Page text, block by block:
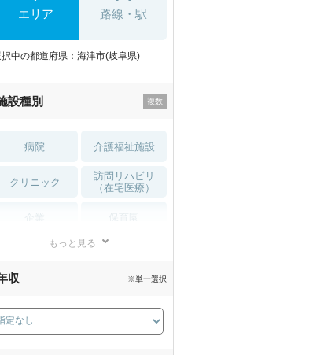
エリア 路線・駅
中の都道府県：海津市(岐阜県)
設種別
病院 介護福祉施設
クリニック
訪問リハビリ
（在宅医療）
薬局・
もっと見る
収 ※単一選択